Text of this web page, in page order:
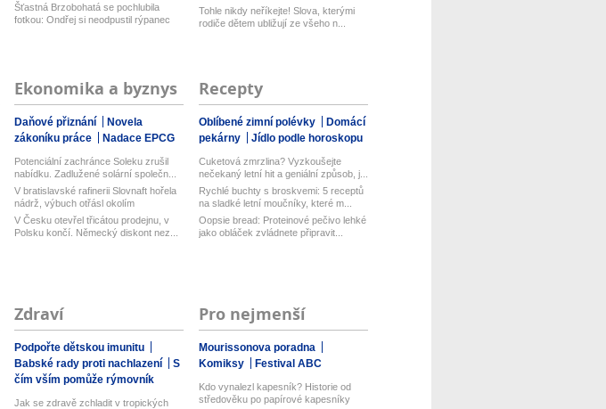
Šťastná Brzobohatá se pochlubila
fotkou: Ondřej si neodpustil rýpanec
zaboduj...
Tohle nikdy neříkejte! Slova, kterými
rodiče dětem ubližují ze všeho n...
Ekonomika a byznys
Daňové přiznání
Novela
zákoníku práce
Nadace EPCG
Potenciální zachránce Soleku zrušil
nabídku. Zadlužené solární společn...
V bratislavské rafinerii Slovnaft hořela
nádrž, výbuch otřásl okolím
V Česku otevřel třicátou prodejnu, v
Polsku končí. Německý diskont nez...
Recepty
Oblíbené zimní polévky
Domácí
pekárny
Jídlo podle horoskopu
Cuketová zmrzlina? Vyzkoušejte
nečekaný letní hit a geniální způsob, j...
Rychlé buchty s broskvemi: 5 receptů
na sladké letní moučníky, které m...
Oopsie bread: Proteinové pečivo lehké
jako obláček zvládnete připravit...
Zdraví
Podpořte dětskou imunitu
Babské rady proti nachlazení
S
čím vším pomůže rýmovník
Jak se zdravě zchladit v tropických
Pro nejmenší
Mourissonova poradna
Komiksy
Festival ABC
Kdo vynalezl kapesník? Historie od
středověku po papírové kapesníky